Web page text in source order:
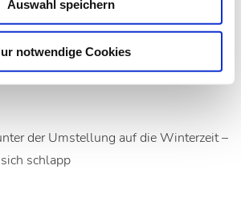
Auswahl speichern
notwendige Cookies
Deutsche gegen
der Umstellung auf die Winterzeit –
schlapp